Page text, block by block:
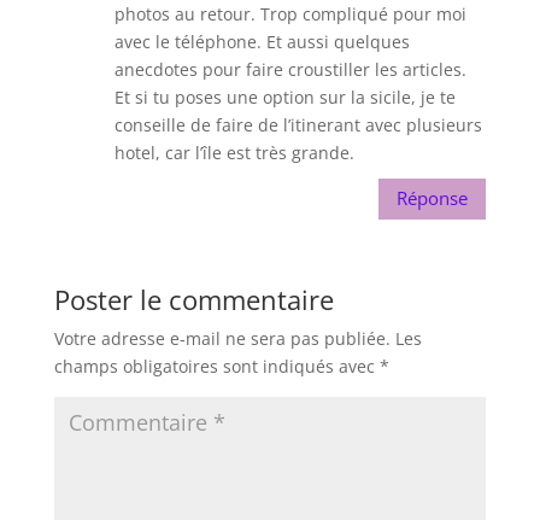
photos au retour. Trop compliqué pour moi
avec le téléphone. Et aussi quelques
anecdotes pour faire croustiller les articles.
Et si tu poses une option sur la sicile, je te
conseille de faire de l’itinerant avec plusieurs
hotel, car l’île est très grande.
Réponse
Poster le commentaire
Votre adresse e-mail ne sera pas publiée. Les
champs obligatoires sont indiqués avec *